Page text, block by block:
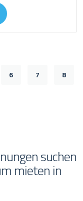
6 7 8
suchen
mieten in